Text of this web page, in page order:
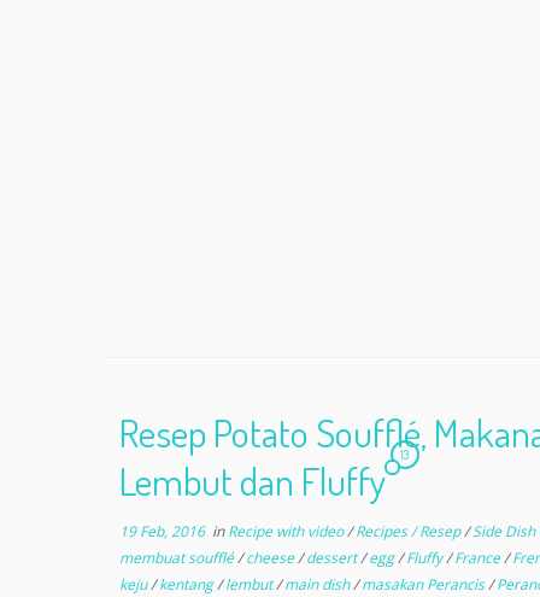
Resep Potato Soufflé,
Lembut dan Fluffy
13
19 Feb, 2016inRecipe with video/Recipes / Resep/Side Dish
membuat soufflé/cheese/dessert/egg/Fluffy/France/
keju/kentang/lembut/main dish/masakan Perancis/